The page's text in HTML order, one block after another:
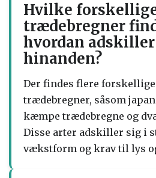
Hvilke
trædebregner
hvordan
hinanden?
Der findes flere
trædebregner, såsom
kæmpe trædebregne og
Disse arter adskiller sig i
vækstform og krav til lys